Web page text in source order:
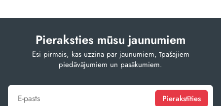
Pieraksties mūsu jaunumiem
Esi pirmais, kas uzzina par jaunumiem, īpašajiem
piedāvājumiem un pasākumiem.
Pierakstīties